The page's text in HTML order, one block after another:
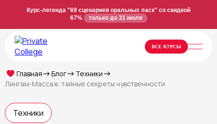
Курс-легенда "69 сценариев оральных ласк" со скидкой
67%
только до 31 июля
ВСЕ КУРСЫ
Главная Блог
Техники
Лингам-Массаж: тайные секреты чувственности
Техники